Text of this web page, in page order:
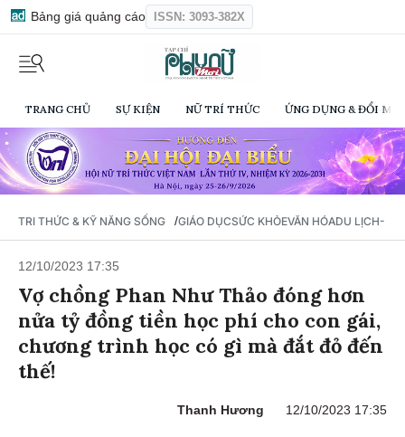
Bảng giá quảng cáo ISSN: 3093-382X
TRANG CHỦ SỰ KIỆN NỮ TRÍ THỨC ỨNG DỤNG & ĐỔI
TRI THỨC & KỸ NĂNG SỐNG /GIÁO DỤCSỨC KHỎEVĂN HÓADU LỊCH-
12/10/2023 17:35
Vợ chồng Phan Như Thảo đóng hơn
nửa tỷ đồng tiền học phí cho con gái,
chương trình học có gì mà đắt đỏ đến
thế!
Thanh Hương 12/10/2023 17:35